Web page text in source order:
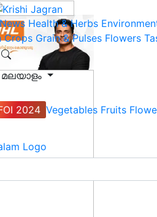
News Health & Herbs
Crops Grain & Pulses Flowers
മലയാളം
2024 Vegetables Fruits